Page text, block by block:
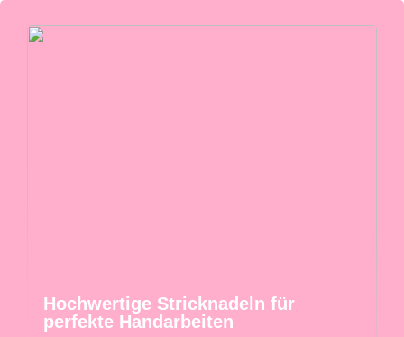
Hochwertige Stricknadeln für
perfekte Handarbeiten